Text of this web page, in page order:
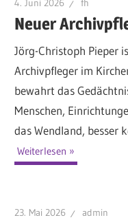
4. Juni 2026 fh
Neuer
Jörg-Christoph Pieper
Archivpfleger im
bewahrt das
Menschen,
das Wendland, besser
Weiterlesen
23. Mai 2026 admin